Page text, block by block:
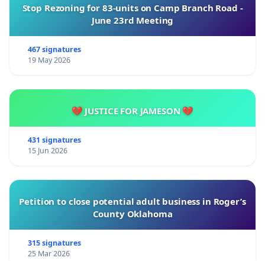
Stop Rezoning for 83-units on Camp Branch Road -
June 23rd Meeting
467 signatures
19 May 2026
💔 JUSTICE FOR JAMESON 💔
431 signatures
15 Jun 2026
Petition to close potential adult business in Roger’s
County Oklahoma
315 signatures
25 Mar 2026